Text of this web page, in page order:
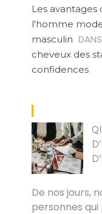
Les avantages
l'homme
masculin DANS
cheveux des
confidences
De nos jours,
personnes